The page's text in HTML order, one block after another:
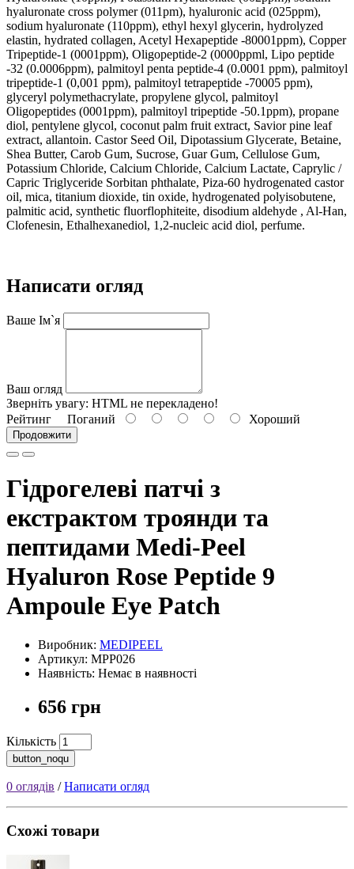
hyaluronate cross polymer (011pm), hyaluronic acid (025ppm),
sodium hyaluronate (110ppm), ethyl hexyl glycerin, hydrolyzed
elastin, hydrated collagen, Acetyl Hexapeptide -80001ppm), Copper
Tripeptide-1 (0001ppm), Oligopeptide-2 (0000ppml, Lipo peptide
-32 (0.0006ppm), palmitoyl penta peptide-4 (0.0001 ppm), palmitoyl
tripeptide-1 (0,001 ppm), palmitoyl tetrapeptide -70005 ppm),
glyceryl polymethacrylate, propylene glycol, palmitoyl
Oligopeptides (0001ppm), palmitoyl tripeptide -50.1ppm), propane
diol, pentylene glycol, coconut palm fruit extract, Savior pine leaf
extract, allantoin. Castor Seed Oil, Dipotassium Glycerate, Betaine,
Shea Butter, Carob Gum, Sucrose, Guar Gum, Cellulose Gum,
Potassium Chloride, Calcium Chloride, Calcium Lactate, Caprylic /
Capric Triglyceride Sorbitan phthalate, Piza-60 hydrogenated castor
oil, mica, titanium dioxide, tin oxide, hydrogenated polyisobutene,
palmitic acid, synthetic fluorflophiteite, disodium aldehyde , Al-Han,
Clofenesin, Ethalhexanediol, 1,2-nucleic acid diol, perfume.
Написати огляд
Ваше Ім`я
Ваш огляд
Зверніть увагу: HTML не перекладено!
Рейтинг Поганий Хороший
Продовжити
Гідрогелеві патчі з
екстрактом троянди та
пептидами Medi-Peel
Hyaluron Rose Peptide 9
Ampoule Eye Patch
Виробник: MEDIPEEL
Артикул: MPP026
Наявність: Немає в наявності
656 грн
Кількість
button_noqu
0 оглядів /Написати огляд
Схожі товари